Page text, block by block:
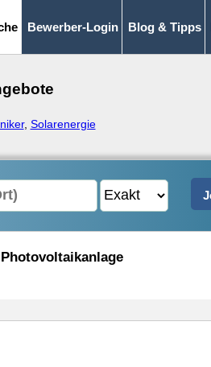
Bewerber-Login Blog & Tipps
, Solarenergie